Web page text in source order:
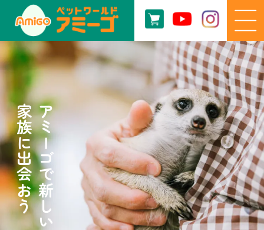
アミーゴで新しい
家族に出会おう